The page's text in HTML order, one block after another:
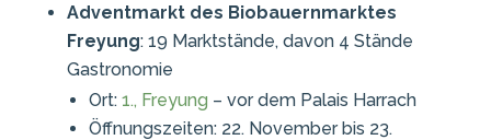
Adventmarkt des Biobauernmarktes
Freyung: 19 Marktstände, davon 4 Stände
Gastronomie
Ort: 1., Freyung – vor dem Palais Harrach
Öffnungszeiten: 22. November bis 23.